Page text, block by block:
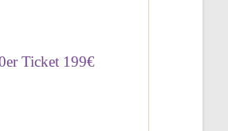
Ticket 199€